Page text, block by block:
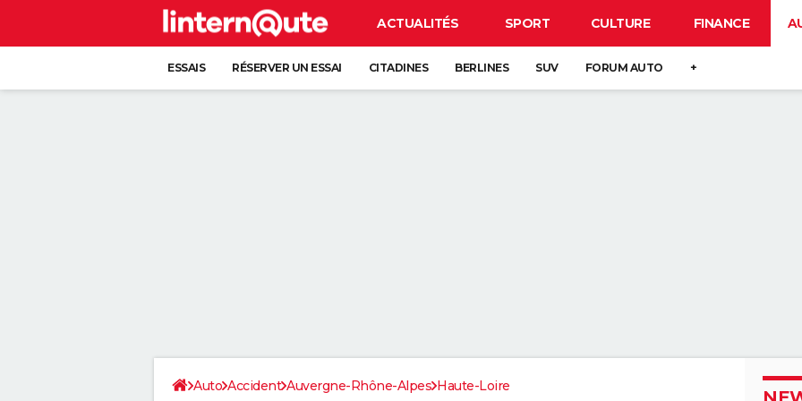
ACTUALITÉS SPORT CULTURE FINANCE
ESSAIS RÉSERVER UN ESSAI CITADINES BERLINES SUV FORUM AUTO +
Auto Accident Auvergne-Rhône-Alpes Haute-Loire